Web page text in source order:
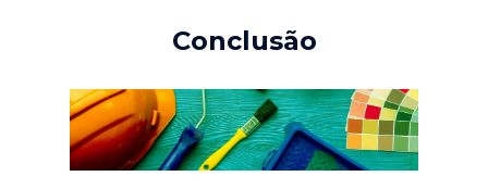
Conclusão